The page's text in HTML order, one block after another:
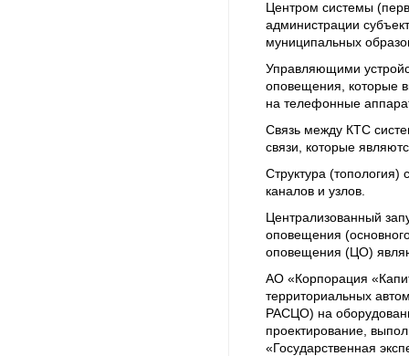
Центром системы
администрации
муниципальных
Управляющими
оповещения, которые
на телефонные
Связь между КТС
связи, которые
Структура (топология)
каналов и узлов.
Централизованный
оповещения
оповещения (ЦО)
АО «Корпорация
территориальных
РАСЦО) на
проектирование,
«Государственная